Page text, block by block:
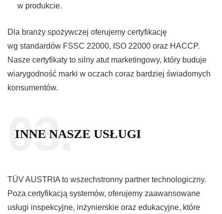
w produkcie.
Dla branży spożywczej oferujemy certyfikację
wg standardów FSSC 22000, ISO 22000 oraz HACCP.
Nasze certyfikaty to silny atut marketingowy, który buduje
wiarygodność marki w oczach coraz bardziej świadomych
konsumentów.
03.
INNE NASZE USŁUGI
TÜV AUSTRIA to wszechstronny partner technologiczny.
Poza certyfikacją systemów, oferujemy zaawansowane
usługi inspekcyjne, inżynierskie oraz edukacyjne, które